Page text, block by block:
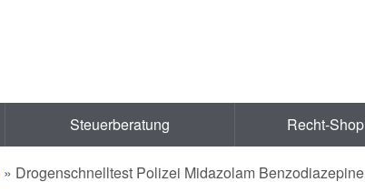
Steuerberatung Recht-Shop
» Drogenschnelltest Polizei Midazolam Benzodiazepine